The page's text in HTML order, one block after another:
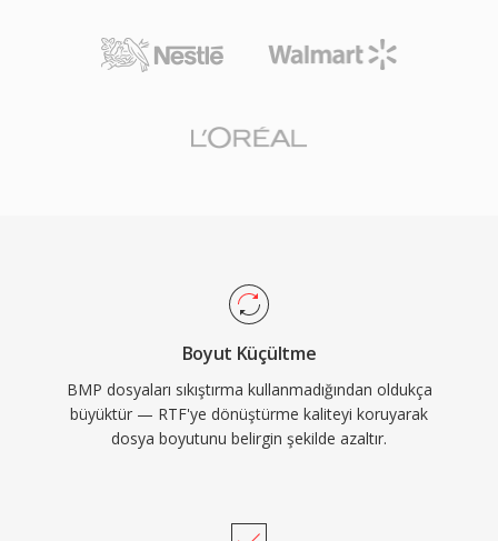
Boyut Küçültme
BMP dosyaları sıkıştırma kullanmadığından oldukça
büyüktür — RTF'ye dönüştürme kaliteyi koruyarak
dosya boyutunu belirgin şekilde azaltır.